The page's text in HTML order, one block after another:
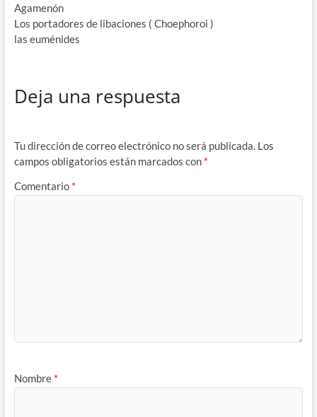
Agamenón
Los portadores de libaciones ( Choephoroi )
las euménides
Deja una respuesta
Tu dirección de correo electrónico no será publicada. Los
campos obligatorios están marcados con *
Comentario *
Nombre *